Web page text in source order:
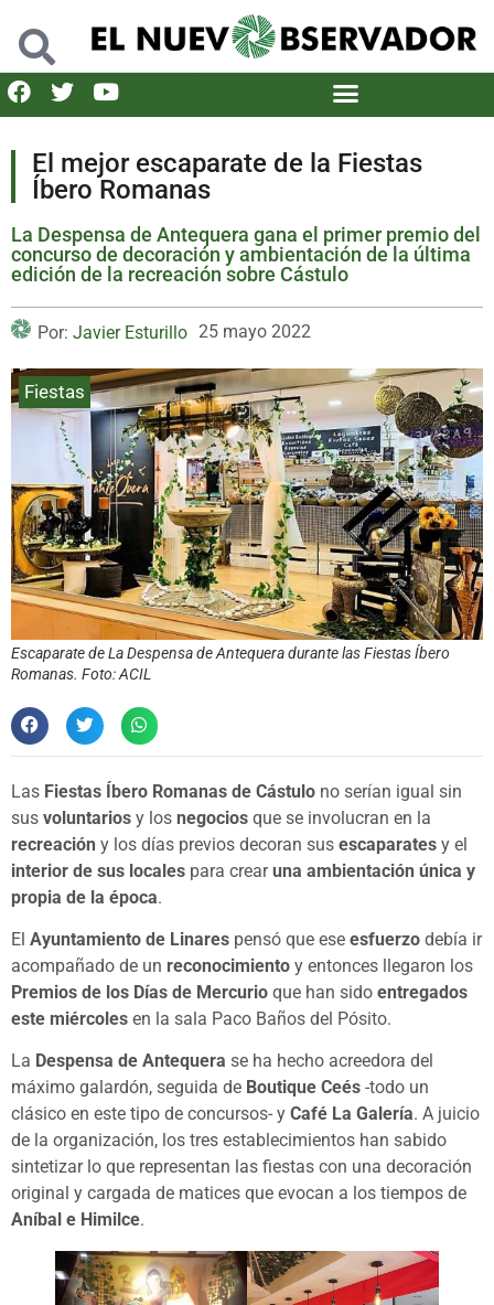
El mejor escaparate de la Fiestas
Íbero Romanas
La Despensa de Antequera gana el primer premio del
concurso de decoración y ambientación de la última
edición de la recreación sobre Cástulo
Por: Javier Esturillo 25 mayo 2022
Fiestas
Escaparate de La Despensa de Antequera durante las Fiestas Íbero
Romanas. Foto: ACIL
Las Fiestas Íbero Romanas de Cástulo no serían igual sin
sus voluntarios y los negocios que se involucran en la
recreación y los días previos decoran sus escaparates y el
interior de sus locales para crearuna ambientación única y
propia de la época.
El Ayuntamiento de Linares pensó que ese esfuerzo debía ir
acompañado de un reconocimiento y entonces llegaron los
Premios de los Días de Mercurio que han sido entregados
este miércoles en la sala Paco Baños del Pósito.
La Despensa de Antequera se ha hecho acreedora del
máximo galardón, seguida de Boutique Ceés -todo un
clásico en este tipo de concursos- y Café La Galería. A juicio
de la organización, los tres establecimientos han sabido
sintetizar lo que representan las fiestas con una decoración
original y cargada de matices que evocan a los tiempos de
Aníbal e Himilce.